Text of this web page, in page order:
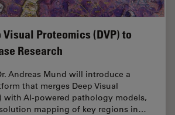
Visual Proteomics (DVP) to
Research
Andreas Mund will introduce a
that merges Deep Visual
with AI-powered pathology models,
mapping of key regions in…